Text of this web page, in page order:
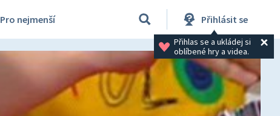
Pro nejmenší Přihlásit se
Přihlas se a ukládej si
oblíbené hry a videa.